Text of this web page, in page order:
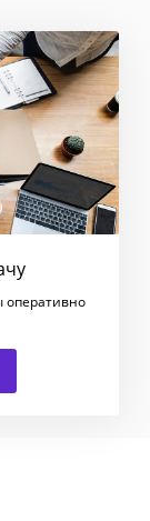
оперативно